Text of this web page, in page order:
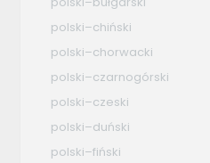
polski–chiński
polski–chorwacki
polski–czarnogórski
polski–czeski
polski–duński
polski–fiński